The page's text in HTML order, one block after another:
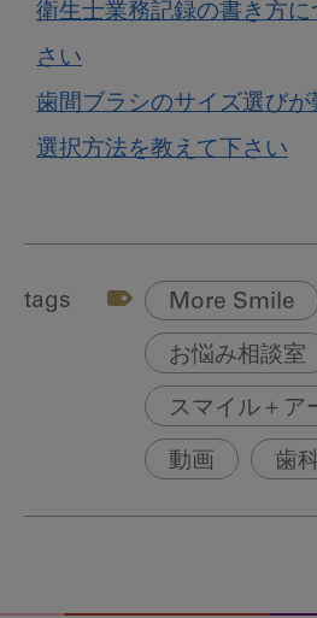
衛生士業務記録の書き方
さい
歯間ブラシのサイズ選び
選択方法を教えて下さい
tags More Smile
お悩み相談室
スマイル＋ア
動画 歯